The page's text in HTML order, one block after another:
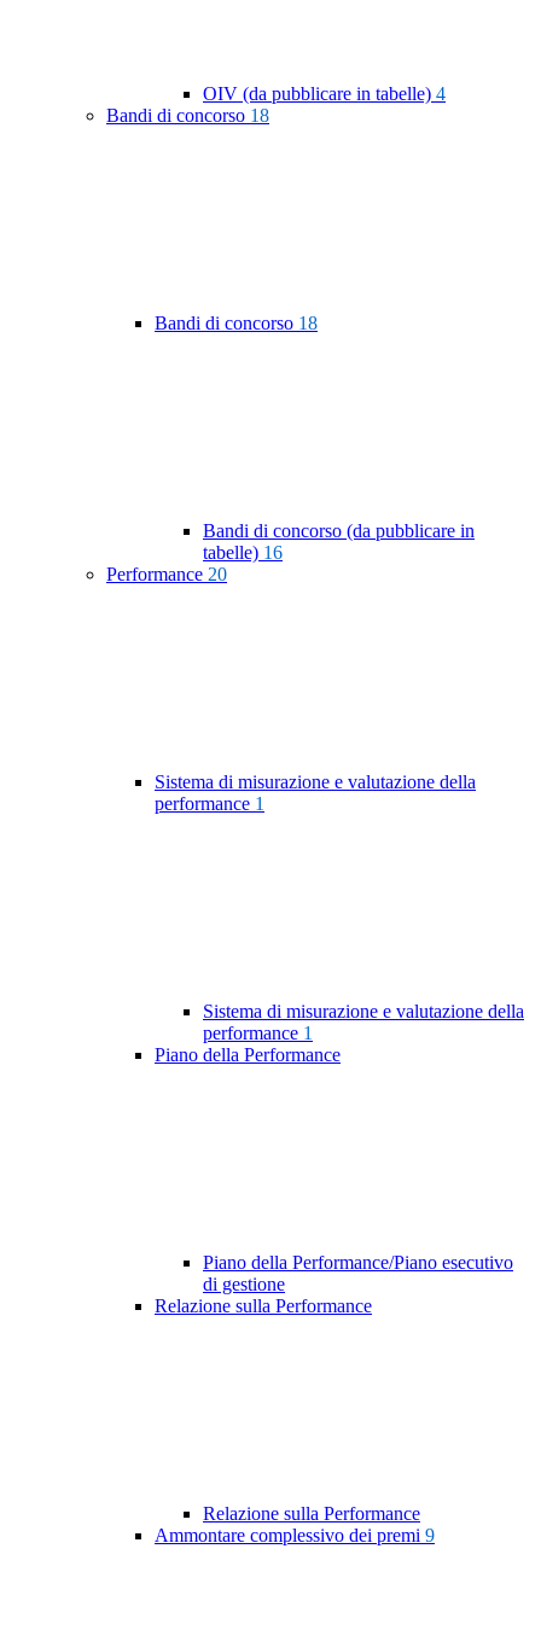
OIV (da pubblicare in tabelle) 4
Bandi di concorso 18
Bandi di concorso 18
Bandi di concorso (da pubblicare in
tabelle) 16
Performance 20
Sistema di misurazione e valutazione della
performance 1
Sistema di misurazione e valutazione della
performance 1
Piano della Performance
Piano della Performance/Piano esecutivo
di gestione
Relazione sulla Performance
Relazione sulla Performance
Ammontare complessivo dei premi 9